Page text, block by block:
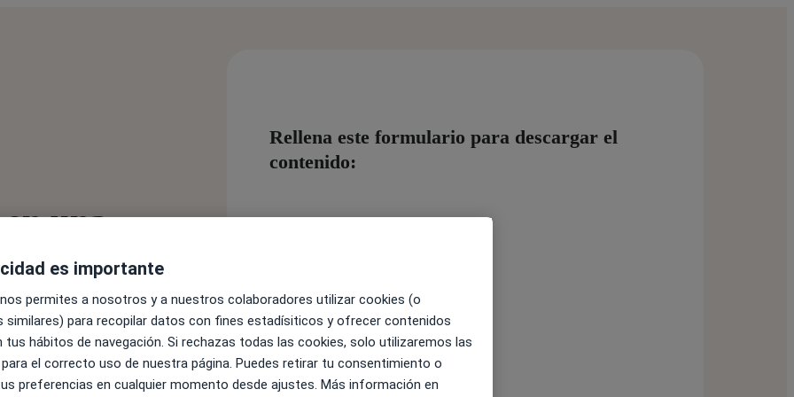
una
a ciegas
con más criterio y
prácticas para analizar
demanda de tu
de mercado.
Rellena este formulario para descargar el
contenido:
Apellido:*
es importante
permites a nosotros y a nuestros colaboradores utilizar cookies (o
similares) para recopilar datos con fines estadísiticos y ofrecer contenidos
tus hábitos de navegación. Si rechazas todas las cookies, solo utilizaremos las
el correcto uso de nuestra página. Puedes retirar tu consentimiento o
preferencias en cualquier momento desde ajustes. Más información en